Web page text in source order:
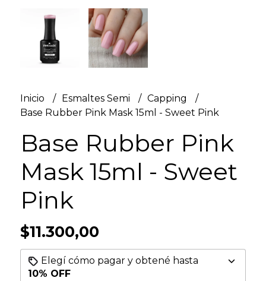
Inicio Esmaltes Semi
Capping
Base Rubber Pink Mask 15ml - Sweet Pink
Base Rubber Pink
Mask 15ml - Sweet
Pink
$11.300,00
Elegí cómo pagar y obtené hasta
10% OFF